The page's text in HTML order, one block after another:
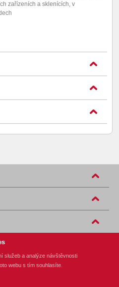
zařízeních a sklenících, v
35, CZ-615 00 Brno
služeb a analýze návštěvnosti
webu s tím souhlasíte.